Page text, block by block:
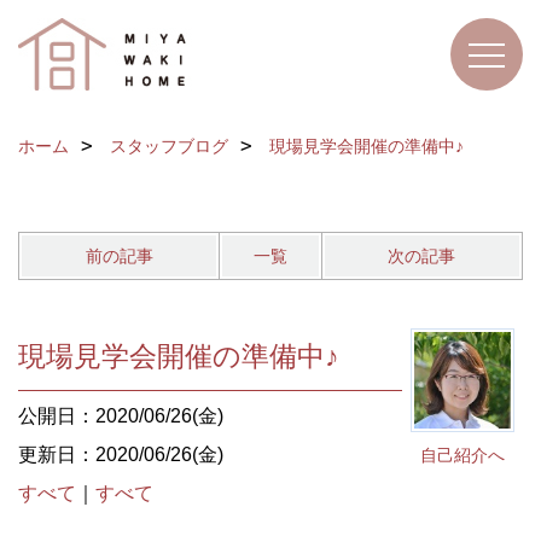
ホーム スタッフブログ 現場見学会開催の準備中♪
前の記事 一覧 次の記事
自己紹介へ
現場見学会開催の準備中♪
公開日：2020/06/26(金)
更新日：2020/06/26(金)
すべて
すべて